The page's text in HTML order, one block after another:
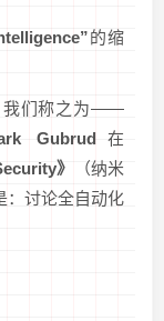
的缩
我们称之为——
Gubrud 在
》
（纳米
：讨论全自动化